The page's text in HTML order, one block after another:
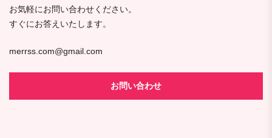
お気軽にお問い合わせください。
すぐにお答えいたします。
merrss.com@gmail.com
お問い合わせ